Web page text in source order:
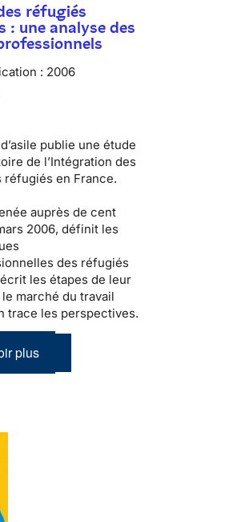
réfugiés
: une analyse des
: 2006
publie une étude
de l’Intégration des
réfugiés en France.
auprès de cent
2006, définit les
des réfugiés
les étapes de leur
marché du travail
trace les perspectives.
plus